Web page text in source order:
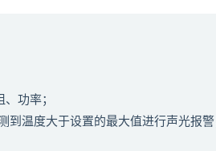
功率；
温度大于设置的最大值进行声光报警